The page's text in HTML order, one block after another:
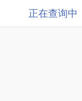
正在查询中